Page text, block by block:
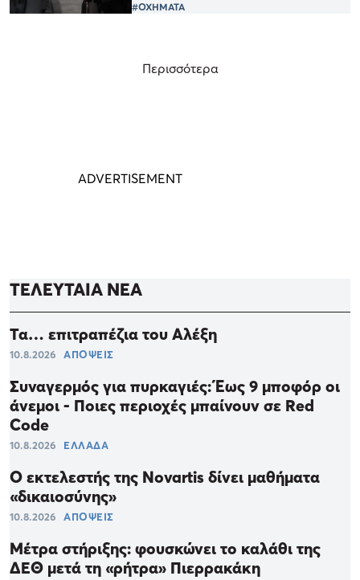
#ΟΧΗΜΑΤΑ
Περισσότερα
ΤΕΛΕΥΤΑΙΑ ΝΕΑ
Τα… επιτραπέζια του Αλέξη
10.8.2026 ΑΠΟΨΕΙΣ
Συναγερμός για πυρκαγιές: Έως 9 μποφόρ οι
άνεμοι - Ποιες περιοχές μπαίνουν σε Red
Code
10.8.2026 ΕΛΛΑΔΑ
Ο εκτελεστής της Novartis δίνει μαθήματα
«δικαιοσύνης»
10.8.2026 ΑΠΟΨΕΙΣ
Μέτρα στήριξης: φουσκώνει το καλάθι της
ΔΕΘ μετά τη «ρήτρα» Πιερρακάκη